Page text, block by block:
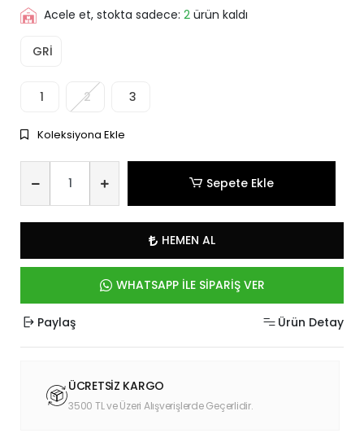
Acele et, stokta sadece: 2 ürün kaldı
GRİ
1 2 3
Koleksiyona Ekle
Sepete Ekle
HEMEN AL
WHATSAPP İLE SİPARİŞ VER
Paylaş Ürün Detay
ÜCRETSİZ KARGO
3500 TL ve Üzeri Alışverişlerde Geçerlidir.